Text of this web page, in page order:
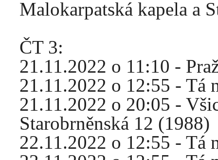
Malokarpatská kapela a
ČT 3:
21.11.2022 o 11:10 -
21.11.2022 o 12:55 - Tá
21.11.2022 o 20:05 -
Starobrněnská 12 (1988)
22.11.2022 o 12:55 - Tá